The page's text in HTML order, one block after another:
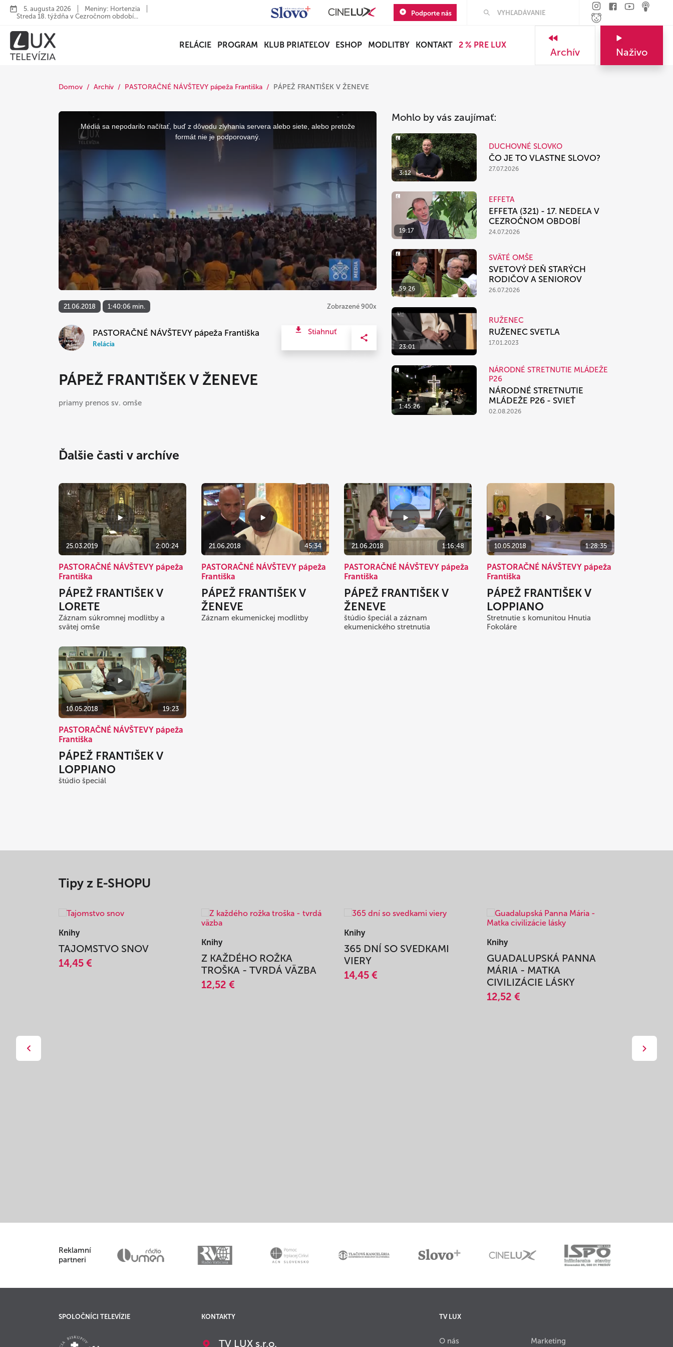
5. augusta 2026
Meniny: Hortenzia
Streda 18. týždňa v Cezročnom období...
Podporte nás
RELÁCIE PROGRAM KLUB PRIATEĽOV ESHOP MODLITBY KONTAKT 2 % PRE LUX
Archív Naživo
Domov Archív PASTORAČNÉ NÁVŠTEVY pápeža Františka PÁPEŽ FRANTIŠEK V ŽENEVE
This
Médiá sa nepodarilo načítať, buď z dôvodu zlyhania servera alebo siete, alebo pretože
formát nie je podporovaný.
21.06.2018 1:40:06 min. Zobrazené 900x
PASTORAČNÉ NÁVŠTEVY pápeža Františka
Relácia
Stiahnuť
PÁPEŽ FRANTIŠEK V ŽENEVE
priamy prenos sv. omše
Mohlo by vás zaujímať:
3:12
DUCHOVNÉ SLOVKO
ČO JE TO VLASTNE SLOVO?
27.07.2026
19:17
EFFETA
EFFETA (321) - 17. NEDEĽA V
CEZROČNOM OBDOBÍ
24.07.2026
59:26
SVÄTÉ OMŠE
SVETOVÝ DEŇ STARÝCH
RODIČOV A SENIOROV
26.07.2026
23:01
RUŽENEC
RUŽENEC SVETLA
17.01.2023
1:45:26
NÁRODNÉ STRETNUTIE MLÁDEŽE
P26
NÁRODNÉ STRETNUTIE
MLÁDEŽE P26 - SVIEŤ
02.08.2026
Ďalšie časti v archíve
25.03.2019 2:00:24
PASTORAČNÉ NÁVŠTEVY pápeža
Františka
PÁPEŽ FRANTIŠEK V
LORETE
Záznam súkromnej modlitby a
svätej omše
21.06.2018 45:34
PASTORAČNÉ NÁVŠTEVY pápeža
Františka
PÁPEŽ FRANTIŠEK V
ŽENEVE
Záznam ekumenickej modlitby
21.06.2018 1:16:48
PASTORAČNÉ NÁVŠTEVY pápeža
Františka
PÁPEŽ FRANTIŠEK V
ŽENEVE
štúdio špeciál a záznam
ekumenického stretnutia
10.05.2018 1:28:35
PASTORAČNÉ NÁVŠTEVY pápeža
Františka
PÁPEŽ FRANTIŠEK V
LOPPIANO
Stretnutie s komunitou Hnutia
Fokoláre
10.05.2018 19:23
PASTORAČNÉ NÁVŠTEVY pápeža
Františka
PÁPEŽ FRANTIŠEK V
LOPPIANO
štúdio špeciál
Tipy z E-SHOPU
Knihy
TAJOMSTVO SNOV
14,45 €
Knihy
Z KAŽDÉHO ROŽKA
TROŠKA - TVRDÁ VÄZBA
12,52 €
Knihy
365 DNÍ SO SVEDKAMI
VIERY
14,45 €
Knihy
GUADALUPSKÁ PANNA
MÁRIA - MATKA
CIVILIZÁCIE LÁSKY
12,52 €
Reklamní
partneri
SPOLOČNÍCI TELEVÍZIE KONTAKTY
TV LUX s.r.o.
TV LUX
O nás Marketing